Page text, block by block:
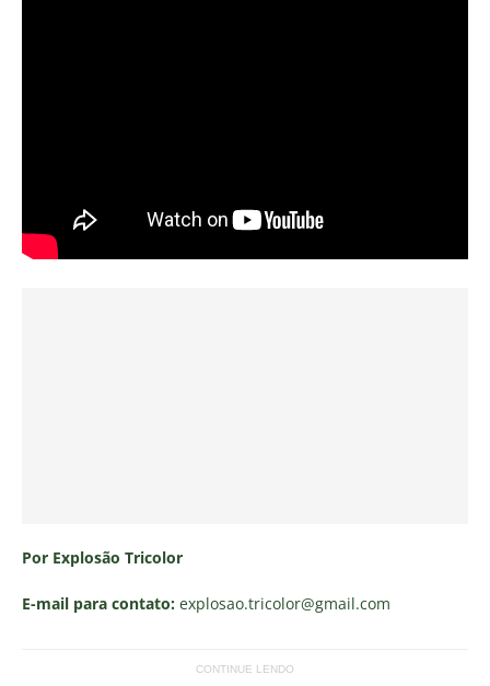
Por Explosão Tricolor
E-mail para contato: explosao.tricolor@gmail.com
CONTINUE LENDO